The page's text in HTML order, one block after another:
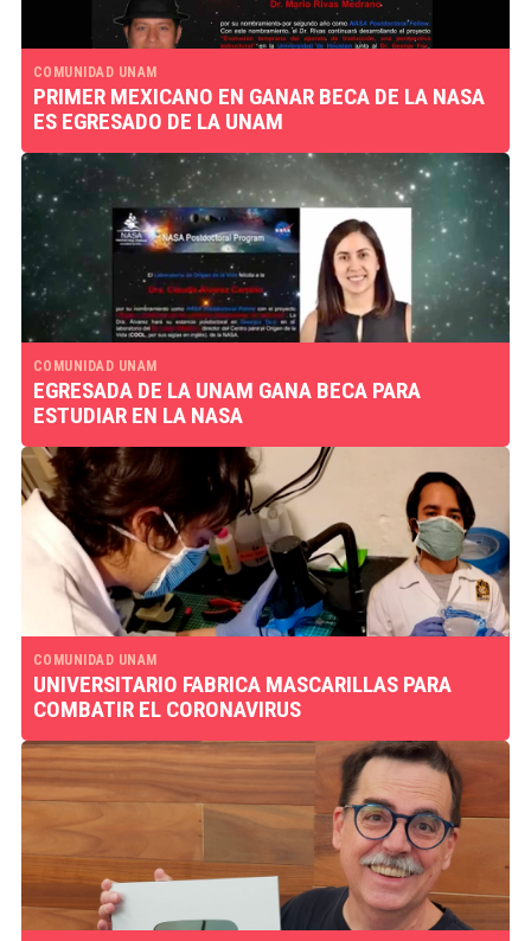
COMUNIDAD UNAM
PRIMER MEXICANO EN GANAR BECA DE LA NASA
ES EGRESADO DE LA UNAM
COMUNIDAD UNAM
EGRESADA DE LA UNAM GANA BECA PARA
ESTUDIAR EN LA NASA
COMUNIDAD UNAM
UNIVERSITARIO FABRICA MASCARILLAS PARA
COMBATIR EL CORONAVIRUS